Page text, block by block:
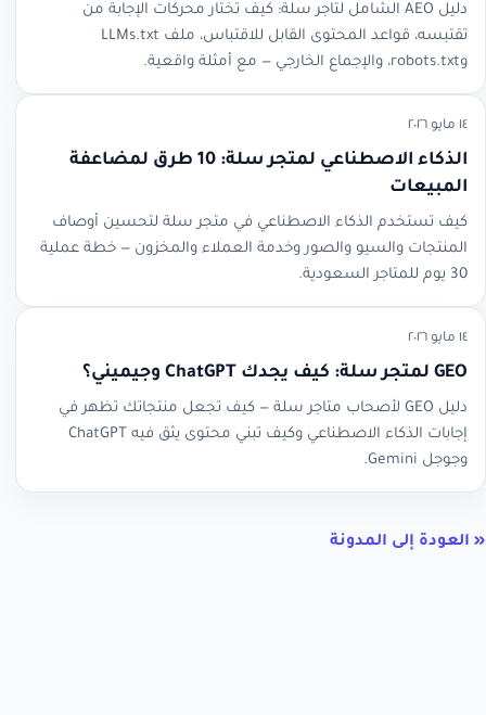
دليل AEO الشامل لتاجر سلة: كيف تختار محركات الإجابة من
تقتبسه، قواعد المحتوى القابل للاقتباس، ملف LLMs.txt
وrobots.txt، والإجماع الخارجي — مع أمثلة واقعية.
١٤ مايو ٢٠٢٦
الذكاء الاصطناعي لمتجر سلة: 10 طرق لمضاعفة
المبيعات
كيف تستخدم الذكاء الاصطناعي في متجر سلة لتحسين أوصاف
المنتجات والسيو والصور وخدمة العملاء والمخزون — خطة عملية
30 يوم للمتاجر السعودية.
١٤ مايو ٢٠٢٦
GEO لمتجر سلة: كيف يجدك ChatGPT وجيميني؟
دليل GEO لأصحاب متاجر سلة — كيف تجعل منتجاتك تظهر في
إجابات الذكاء الاصطناعي وكيف تبني محتوى يثق فيه ChatGPT
وجوجل Gemini.
« العودة إلى المدونة